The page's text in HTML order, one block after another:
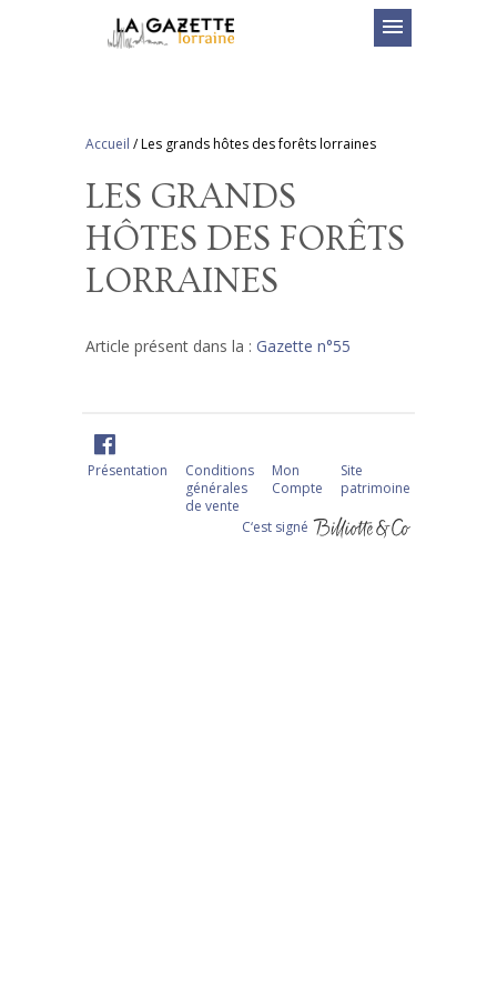
menu
Accueil /Les grands hôtes des forêts lorraines
LES GRANDS
HÔTES DES FORÊTS
LORRAINES
Article présent dans la : Gazette n°55
Présentation
Conditions
générales
de vente
Mon
Compte
Site
patrimoine
C‘est signé